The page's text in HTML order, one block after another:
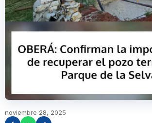
noviembre 28, 2025